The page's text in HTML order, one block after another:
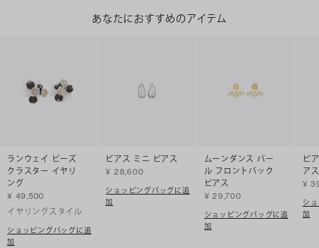
あなたにおすすめのアイテム
ランウェイ ビーズ
クラスター イヤリ
ング
¥ 49,500
イヤリングスタイル
ショッピングバッグに追
加
ピアス ミニ ピアス
¥ 28,600
ショッピングバッグに追
加
ムーンダンス パー
ル フロントバック
ピアス
¥ 29,700
ショッピングバッグに追
加
ピ
アス
¥
シ
加